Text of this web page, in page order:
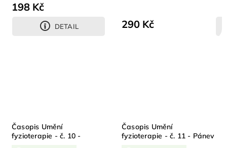
198 Kč
DETAIL 290 Kč
Časopis Umění
fyzioterapie - č. 10 -
Časopis Umění
fyzioterapie - č. 11 - Pánev